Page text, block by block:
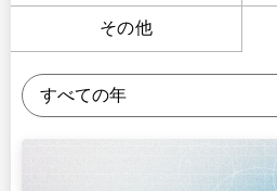
出版
プラクティショナー養成
リサーチ
出版
その他
その他